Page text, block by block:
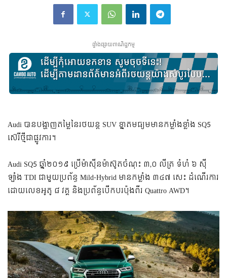
ផ្ទាំងផ្សាយពាណិជ្ជកម្ម
Audi បាន​បង្ហាញតម្លៃនៃរថយន្ត SUV ខ្នាតមធ្យមមានកម្លាំងខ្លាំង SQ5
ស៊េរី​ថ្មីជាផ្លូវការ។
Audi SQ5 ឆ្នាំ២០១៩ ប្រើ​ម៉ាស៊ីន​ម៉ាស៊ូត​ចំណុះ ៣,០ លីត្រ ទំហំ ៦ ស៊ី
ឡាំង TDI ជាមួយ​​ប្រព័ន្ធ Mild-Hybrid មាន​កម្លាំង ៣៤៧ សេះ ដំណើរការ
ដោយលេខ​អូតូ ៨ វគ្គ និង​ប្រព័ន្ធ​បើកបរ​ប៉ុង​ពីរ Quattro AWD។